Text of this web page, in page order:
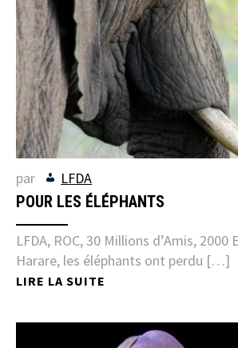
par LFDA
POUR LES ÉLÉPHANTS
LFDA, ROC, 30 Millions d’Amis, 2000
Harare, les éléphants ont perdu […]
LIRE LA SUITE